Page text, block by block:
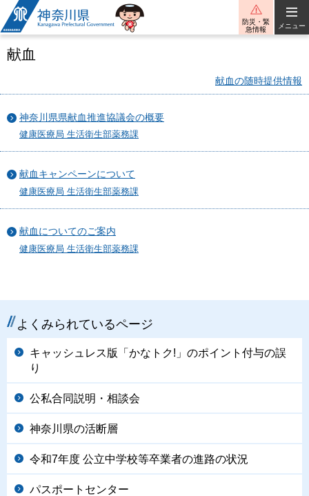
神奈川県
防災・緊
急情報
メニュー
献血
献血の随時提供情報
神奈川県県献血推進協議会の概要
健康医療局 生活衛生部薬務課
献血キャンペーンについて
健康医療局 生活衛生部薬務課
献血についてのご案内
健康医療局 生活衛生部薬務課
よくみられているページ
キャッシュレス版「かなトク!」のポイント付与の誤
り
公私合同説明・相談会
神奈川県の活断層
令和7年度 公立中学校等卒業者の進路の状況
パスポートセンター